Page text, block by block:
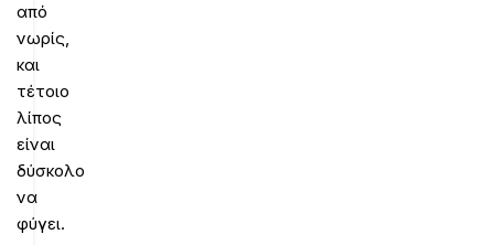
από
νωρίς,
και
τέτοιο
λίπος
είναι
δύσκολο
να
φύγει.